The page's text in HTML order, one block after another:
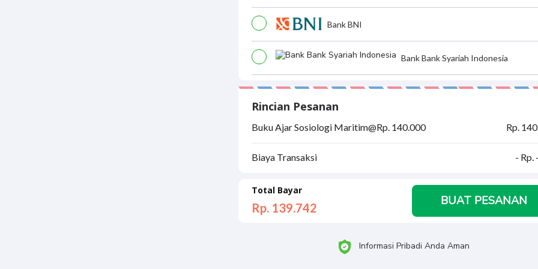
Bank BNI
Bank Bank Syariah Indonesia
Rincian Pesanan
Buku Ajar Sosiologi Maritim​ @Rp. 140.000 Rp.
Biaya Transaksi - Rp.
Total Bayar
Rp. 139.742 BUAT PESANAN
Informasi Pribadi Anda Aman